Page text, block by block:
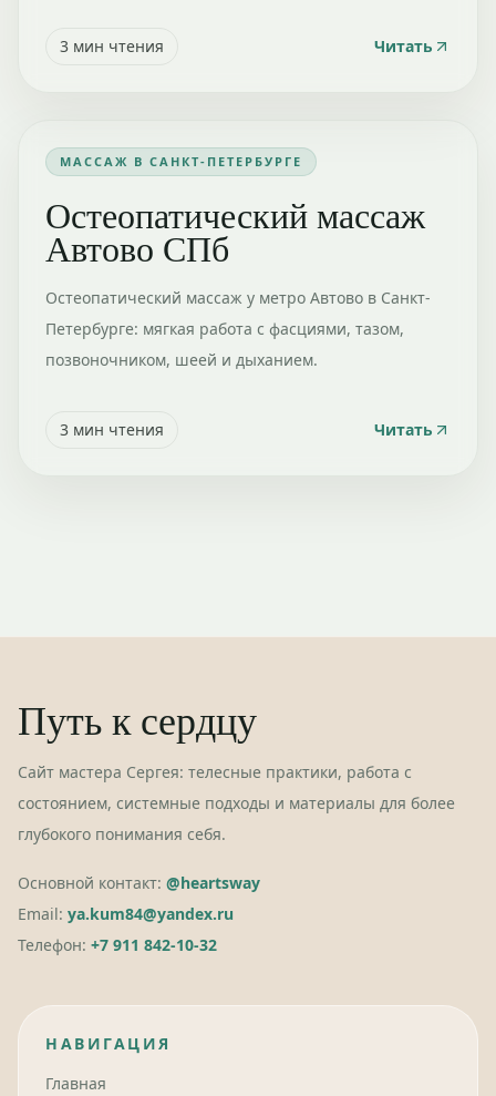
3 мин чтения Читать
МАССАЖ В САНКТ-ПЕТЕРБУРГЕ
Остеопатический массаж
Автово СПб
Остеопатический массаж у метро Автово в Санкт-
Петербурге: мягкая работа с фасциями, тазом,
позвоночником, шеей и дыханием.
3 мин чтения Читать
Путь к сердцу
Сайт мастера Сергея: телесные практики, работа с
состоянием, системные подходы и материалы для более
глубокого понимания себя.
Основной контакт: @heartsway
Email: ya.kum84@yandex.ru
Телефон: +7 911 842-10-32
НАВИГАЦИЯ
Главная